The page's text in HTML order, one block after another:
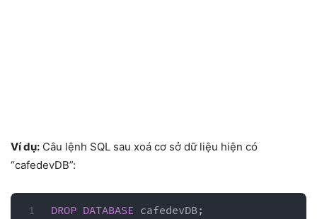
Ví dụ: Câu lệnh SQL sau xoá cơ sở dữ liệu hiện có
“cafedevDB”:
DROP DATABASE cafedevDB;